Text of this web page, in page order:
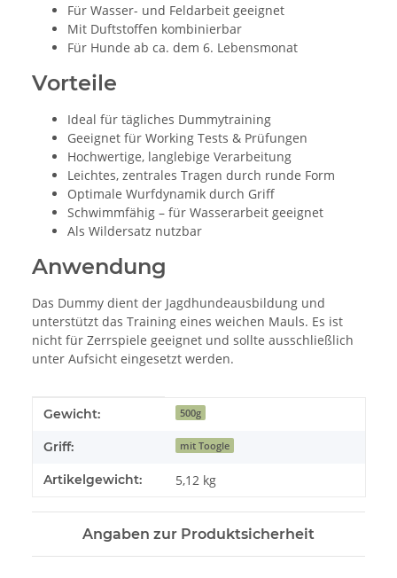
Für Wasser- und Feldarbeit geeignet
Mit Duftstoffen kombinierbar
Für Hunde ab ca. dem 6. Lebensmonat
Vorteile
Ideal für tägliches Dummytraining
Geeignet für Working Tests & Prüfungen
Hochwertige, langlebige Verarbeitung
Leichtes, zentrales Tragen durch runde Form
Optimale Wurfdynamik durch Griff
Schwimmfähig – für Wasserarbeit geeignet
Als Wildersatz nutzbar
Anwendung
Das Dummy dient der Jagdhundeausbildung und
unterstützt das Training eines weichen Mauls. Es ist
nicht für Zerrspiele geeignet und sollte ausschließlich
unter Aufsicht eingesetzt werden.
Produkteigenschaft
Wert
Gewicht: 500g
Griff: mit Toogle
Artikelgewicht: 5,12 kg
Angaben zur Produktsicherheit